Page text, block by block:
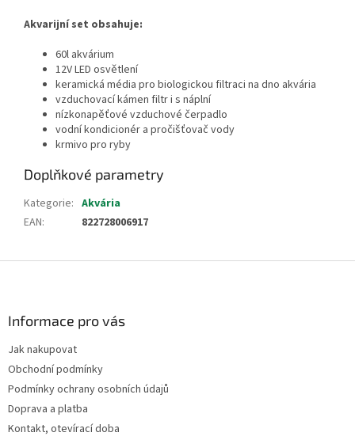
Akvarijní set obsahuje:
60l akvárium
12V LED osvětlení
keramická média pro biologickou filtraci na dno akvária
vzduchovací kámen filtr i s náplní
nízkonapěťové vzduchové čerpadlo
vodní kondicionér a pročišťovač vody
krmivo pro ryby
Doplňkové parametry
Kategorie: Akvária
EAN: 822728006917
Informace pro vás
Jak nakupovat
Obchodní podmínky
Podmínky ochrany osobních údajů
Doprava a platba
Kontakt, otevírací doba